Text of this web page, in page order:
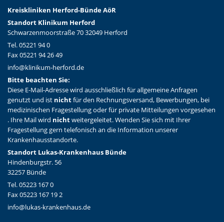
Kreiskliniken Herford-Bünde AöR
Standort Klinikum Herford
Schwarzenmoorstraße 70 32049 Herford
Tel. 05221 94 0
Fax 05221 94 26 49
info@klinikum-herford.de
Bitte beachten Sie:
Diese E-Mail-Adresse wird ausschließlich für allgemeine Anfragen
genutzt und ist nichtfür den Rechnungsversand, Bewerbungen, bei
medizinischen Fragestellung oder für private Mitteilungen vorgesehen
. Ihre Mail wird nichtweitergeleitet. Wenden Sie sich mit Ihrer
Fragestellung gern telefonisch an die Information unserer
Krankenhausstandorte.
Standort Lukas-Krankenhaus Bünde
Hindenburgstr. 56
32257 Bünde
Tel. 05223 167 0
Fax 05223 167 19 2
info@lukas-krankenhaus.de